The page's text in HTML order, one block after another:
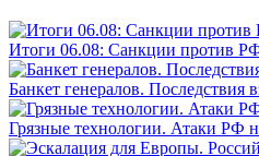
Итоги 06.08: Санкции против
Банкет генералов. Последствия
Грязные технологии. Атаки РФ